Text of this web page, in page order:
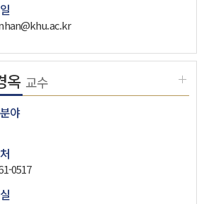
옥 교수
야
0517